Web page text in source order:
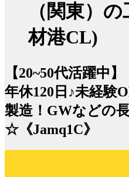
（関東）
材港CL)
【20~50代活躍中
年休120日♪未経験
製造！GWなどの
☆《Jamq1C》